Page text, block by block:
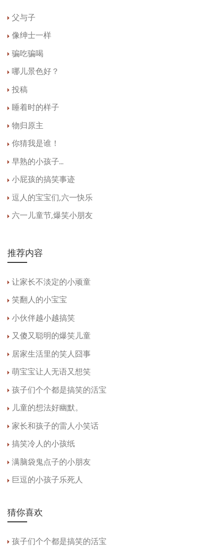
父与子
像绅士一样
骗吃骗喝
哪儿景色好？
投稿
睡着时的样子
物归原主
你猜我是谁！
早熟的小孩子...
小屁孩的搞笑事迹
逗人的宝宝们,六一快乐
六一儿童节,爆笑小朋友
推荐内容
让家长不淡定的小顽童
笑翻人的小宝宝
小伙伴越小越搞笑
又傻又聪明的爆笑儿童
居家生活里的笑人囧事
萌宝宝让人无语又想笑
孩子们个个都是搞笑的活宝
儿童的想法好幽默。
家长和孩子的雷人小笑话
搞笑冷人的小孩纸
满脑袋鬼点子的小朋友
巨逗的小孩子乐死人
猜你喜欢
孩子们个个都是搞笑的活宝